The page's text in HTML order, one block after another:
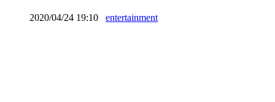
2020/04/24 19:10 entertainment